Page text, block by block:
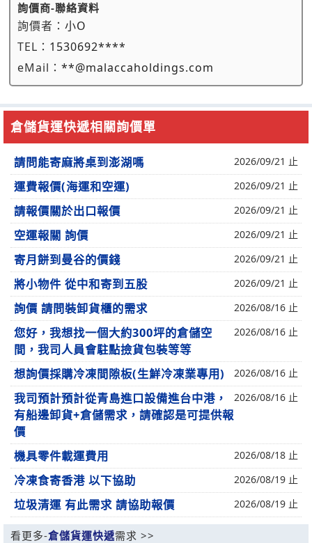
詢價商-聯絡資料
詢價者： 小O
TEL： 1530692****
eMail： **@malaccaholdings.com
倉儲貨運快遞相關詢價單
請問能寄麻將桌到澎湖嗎 2026/09/21 止
運費報價(海運和空運) 2026/09/21 止
請報價關於出口報價 2026/09/21 止
空運報關 詢價 2026/09/21 止
寄月餅到曼谷的價錢 2026/09/21 止
將小物件 從中和寄到五股 2026/09/21 止
詢價 請問裝卸貨櫃的需求 2026/08/16 止
您好，我想找一個大約300坪的倉儲空
間，我司人員會駐點撿貨包裝等等
2026/08/16 止
想詢價採購冷凍間隙板(生鮮冷凍業專用) 2026/08/16 止
我司預計預計從青島進口設備進台中港，
有船邊卸貨+倉儲需求，請確認是可提供報
價
2026/08/16 止
機具零件載運費用 2026/08/18 止
冷凍食寄香港 以下協助 2026/08/19 止
垃圾清運 有此需求 請協助報價 2026/08/19 止
看更多-倉儲貨運快遞需求 >>